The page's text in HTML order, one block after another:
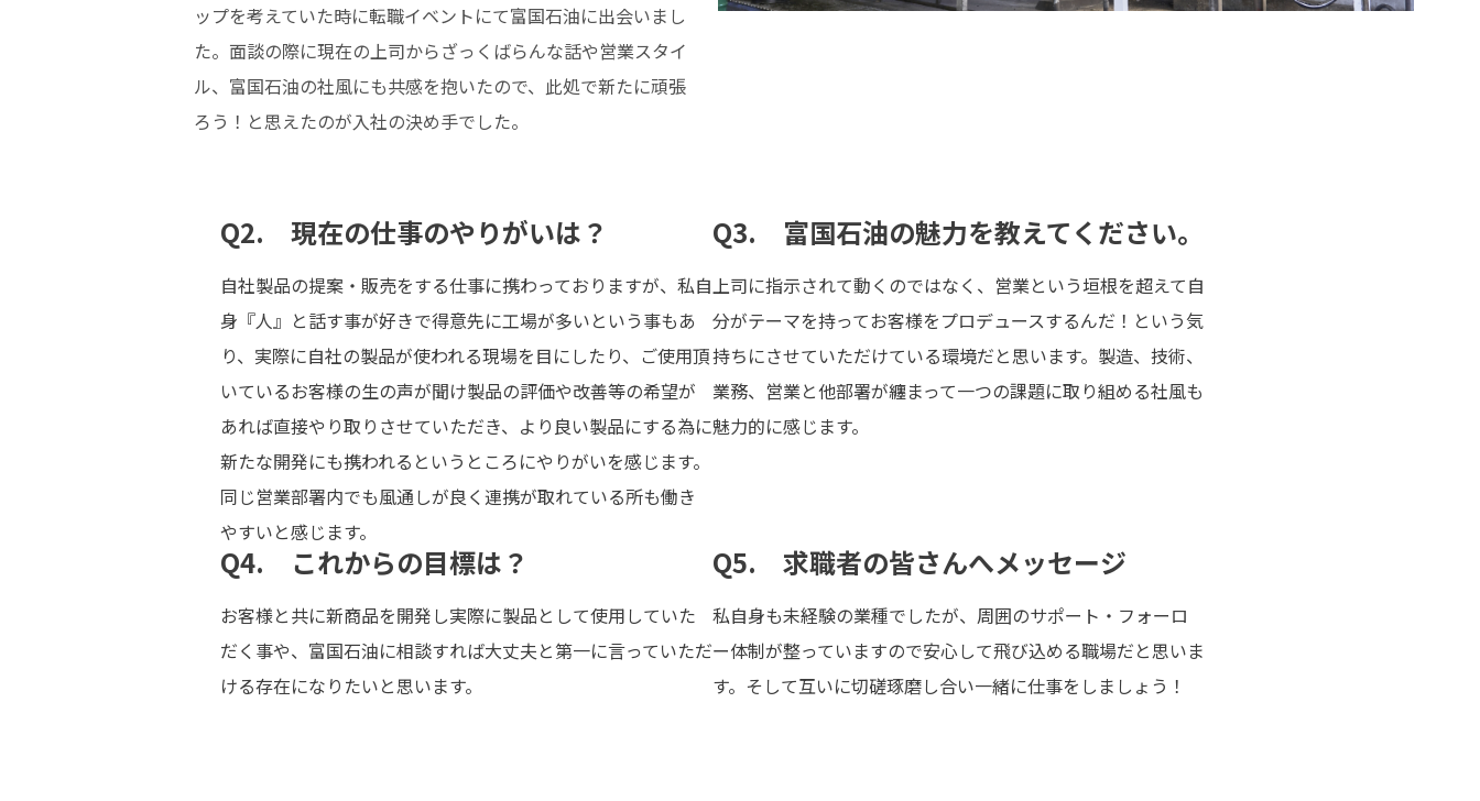
ップを考えていた時に転職イベントにて富国石油に出会いまし
た。面談の際に現在の上司からざっくばらんな話や営業スタイ
ル、富国石油の社風にも共感を抱いたので、此処で新たに頑張
ろう！と思えたのが入社の決め手でした。
Q2. 現在の仕事のやりがいは？
自社製品の提案・販売をする仕事に携わっておりますが、私自
身『人』と話す事が好きで得意先に工場が多いという事もあ
り、実際に自社の製品が使われる現場を目にしたり、ご使用頂
いているお客様の生の声が聞け製品の評価や改善等の希望が
あれば直接やり取りさせていただき、より良い製品にする為に
新たな開発にも携われるというところにやりがいを感じます。
同じ営業部署内でも風通しが良く連携が取れている所も働き
やすいと感じます。
Q3. 富国石油の魅力を教えてください。
上司に指示されて動くのではなく、営業という垣根を超えて自
分がテーマを持ってお客様をプロデュースするんだ！という気
持ちにさせていただけている環境だと思います。製造、技術、
業務、営業と他部署が纏まって一つの課題に取り組める社風も
魅力的に感じます。
Q4. これからの目標は？
お客様と共に新商品を開発し実際に製品として使用していた
だく事や、富国石油に相談すれば大丈夫と第一に言っていただ
ける存在になりたいと思います。
Q5. 求職者の皆さんへメッセージ
私自身も未経験の業種でしたが、周囲のサポート・フォーロ
ー体制が整っていますので安心して飛び込める職場だと思いま
す。そして互いに切磋琢磨し合い一緒に仕事をしましょう！